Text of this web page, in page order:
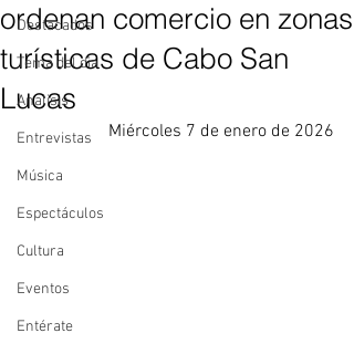
Destacados
Tema del dia
Analisis
Entrevistas
Música
Espectáculos
Cultura
Eventos
Entérate
ordenan comercio en zonas
turísticas de Cabo San
Lucas
Miércoles 7 de enero de 2026